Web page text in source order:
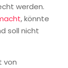
werden.
, könnte
soll nicht
von